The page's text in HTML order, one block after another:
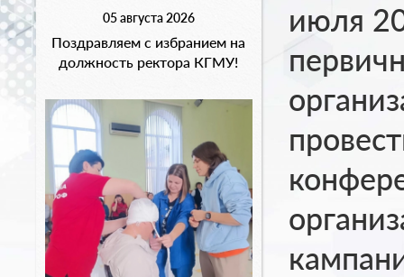
05 августа 2026
Поздравляем с избранием на
должность ректора КГМУ!
июля